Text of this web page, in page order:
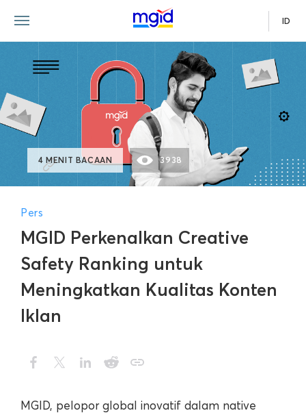
ID
MGID Perkenalkan Creative
Safety Ranking untuk
Meningkatkan Kualitas Konten
Iklan
Pers
4 MENIT BACAAN 3938
MGID, pelopor global inovatif dalam native